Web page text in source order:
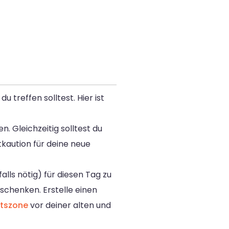
treffen solltest. Hier ist
Gleichzeitig solltest du
für deine neue
nötig) für diesen Tag zu
Erstelle einen
vor deiner alten und